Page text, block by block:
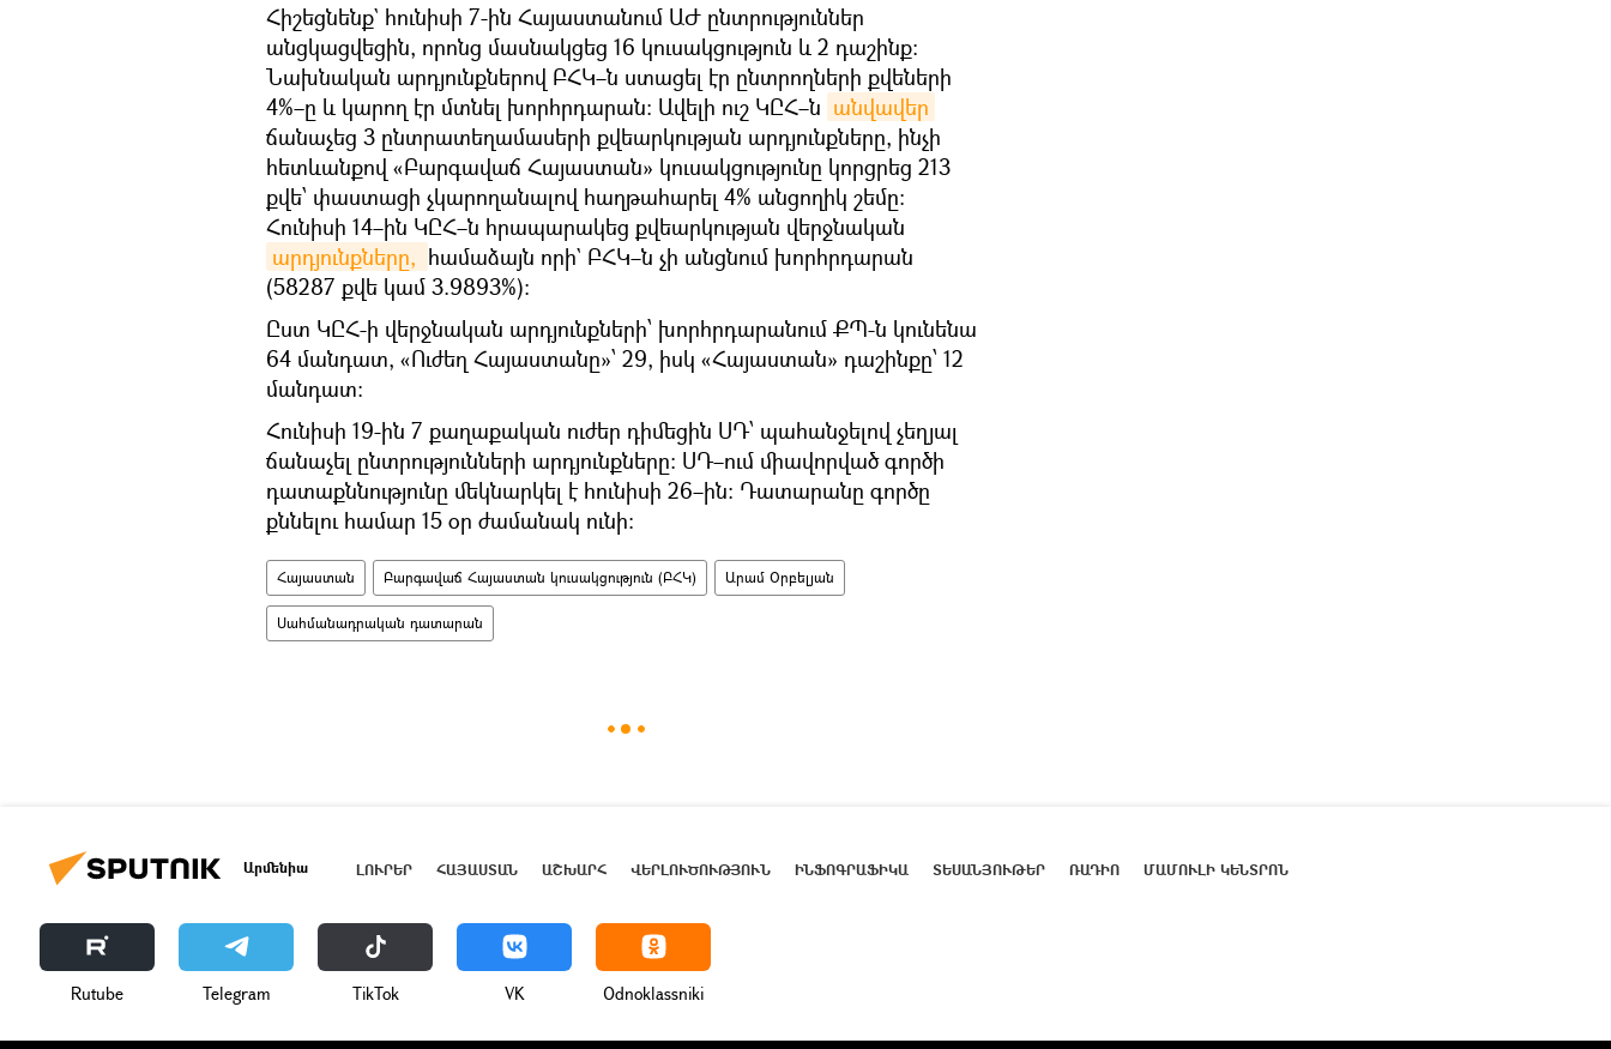
Հիշեցնենք` հունիսի 7-ին Հայաստանում ԱԺ ընտրություններ
անցկացվեցին, որոնց մասնակցեց 16 կուսակցություն և 2 դաշինք։
Նախնական արդյունքներով ԲՀԿ–ն ստացել էր ընտրողների քվեների
4%–ը և կարող էր մտնել խորհրդարան։ Ավելի ուշ ԿԸՀ–ն անվավեր
ճանաչեց 3 ընտրատեղամասերի քվեարկության արդյունքները, ինչի
հետևանքով «Բարգավաճ Հայաստան» կուսակցությունը կորցրեց 213
քվե՝ փաստացի չկարողանալով հաղթահարել 4% անցողիկ շեմը։
Հունիսի 14–ին ԿԸՀ–ն հրապարակեց քվեարկության վերջնական
արդյունքները, համաձայն որի` ԲՀԿ–ն չի անցնում խորհրդարան
(58287 քվե կամ 3.9893%)։
Ըստ ԿԸՀ-ի վերջնական արդյունքների՝ խորհրդարանում ՔՊ-ն կունենա
64 մանդատ, «Ուժեղ Հայաստանը»՝ 29, իսկ «Հայաստան» դաշինքը՝ 12
մանդատ:
Հունիսի 19-ին 7 քաղաքական ուժեր դիմեցին ՍԴ՝ պահանջելով չեղյալ
ճանաչել ընտրությունների արդյունքները։ ՍԴ–ում միավորված գործի
դատաքննությունը մեկնարկել է հունիսի 26–ին։ Դատարանը գործը
քննելու համար 15 օր ժամանակ ունի։
Հայաստան Բարգավաճ Հայաստան կուսակցություն (ԲՀԿ) Արամ Օրբելյան
Սահմանադրական դատարան
Արմենիա ԼՈՒՐԵՐ ՀԱՅԱՍՏԱՆ ԱՇԽԱՐՀ ՎԵՐԼՈՒԾՈՒԹՅՈՒՆ ԻՆՖՈԳՐԱՖԻԿԱ ՏԵՍԱՆՅՈՒԹԵՐ ՌԱԴԻՈ ՄԱՄՈՒԼԻ ԿԵՆՏՐՈՆ
Rutube Telegram ТikТоk VK Odnoklassniki